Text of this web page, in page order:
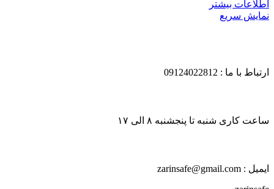
اطلاعات بیشتر
نمایش سریع
ارتباط با ما : 09124022812
ساعت کاری شنبه تا پنجشنبه ۸ الی ۱۷
ایمیل : zarinsafe@gmail.com